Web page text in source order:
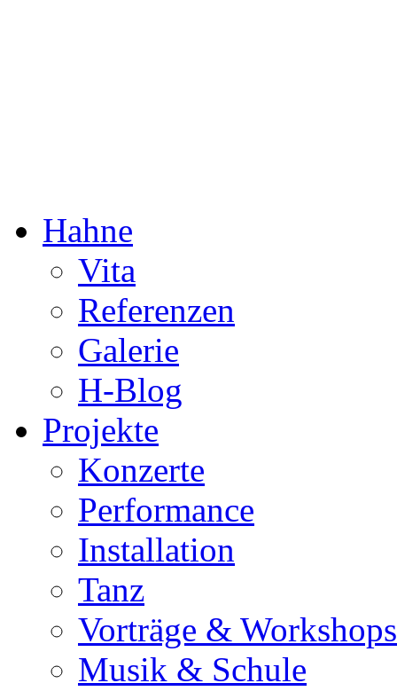
Hahne
Vita
Referenzen
Galerie
H-Blog
Projekte
Konzerte
Performance
Installation
Tanz
Vorträge & Workshops
Musik & Schule